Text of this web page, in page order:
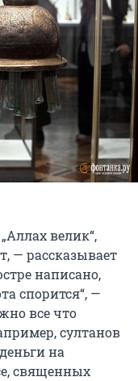
велик“,
— рассказывает
написано,
спорится“, —
все что
султанов
на
священных